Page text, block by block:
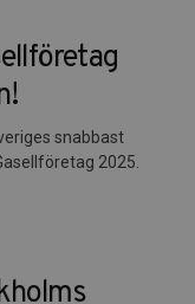
snabbast
2025.